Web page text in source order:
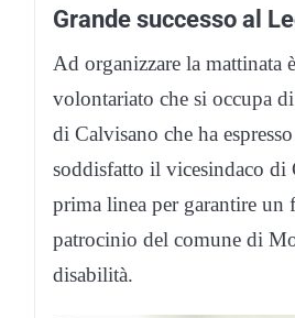
Grande successo al
Ad organizzare la mattinata
volontariato che si occupa
di Calvisano che ha
soddisfatto il vicesindaco di
prima linea per garantire un
patrocinio del comune di
disabilità.